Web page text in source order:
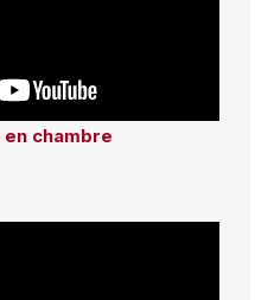
en chambre